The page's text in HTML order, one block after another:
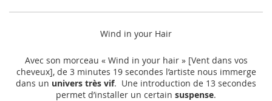
Wind in your Hair
Avec son morceau « Wind in your hair » [Vent dans vos
cheveux], de 3 minutes 19 secondes l’artiste nous immerge
dans un univers très vif. Une introduction de 13 secondes
permet d’installer un certain suspense.